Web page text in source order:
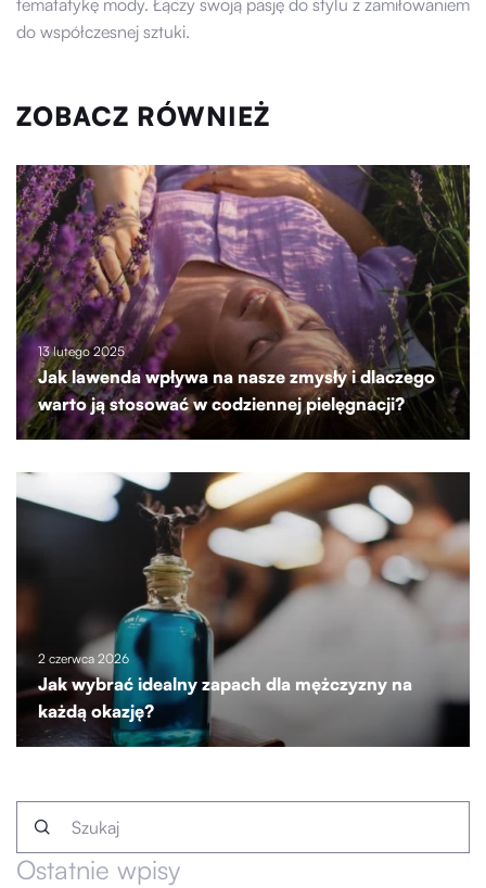
do współczesnej sztuki.
ZOBACZ RÓWNIEŻ
13 lutego 2025
Jak lawenda wpływa na nasze zmysły i dlaczego
warto ją stosować w codziennej pielęgnacji?
2 czerwca 2026
Jak wybrać idealny zapach dla mężczyzny na
każdą okazję?
Ostatnie wpisy